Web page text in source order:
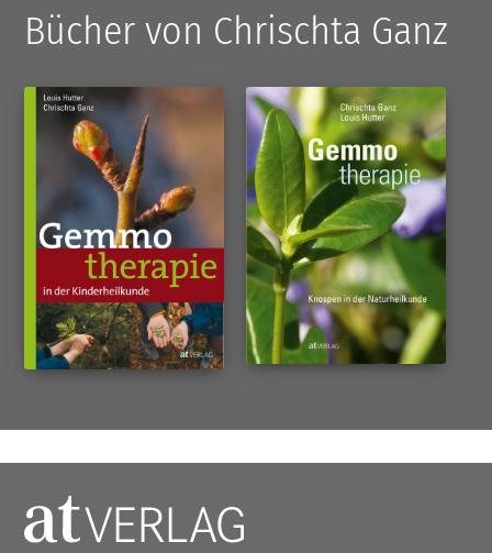
Bücher von Chrischta Ganz